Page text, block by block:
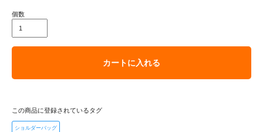
個数
カートに入れる
この商品に登録されているタグ
ショルダーバッグ